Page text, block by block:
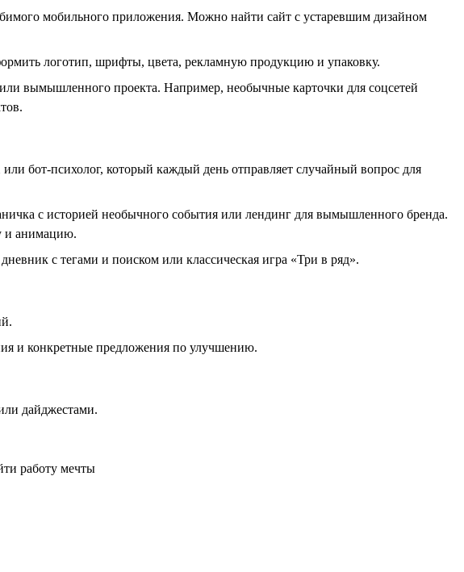
мобильного приложения. Можно найти сайт с устаревшим дизайном
логотип, шрифты, цвета, рекламную продукцию и упаковку.
вымышленного проекта. Например, необычные карточки для соцсетей
бот-психолог, который каждый день отправляет случайный вопрос для
с историей необычного события или лендинг для вымышленного бренда.
и анимацию.
с тегами и поиском или классическая игра «Три в ряд».
и конкретные предложения по улучшению.
дайджестами.